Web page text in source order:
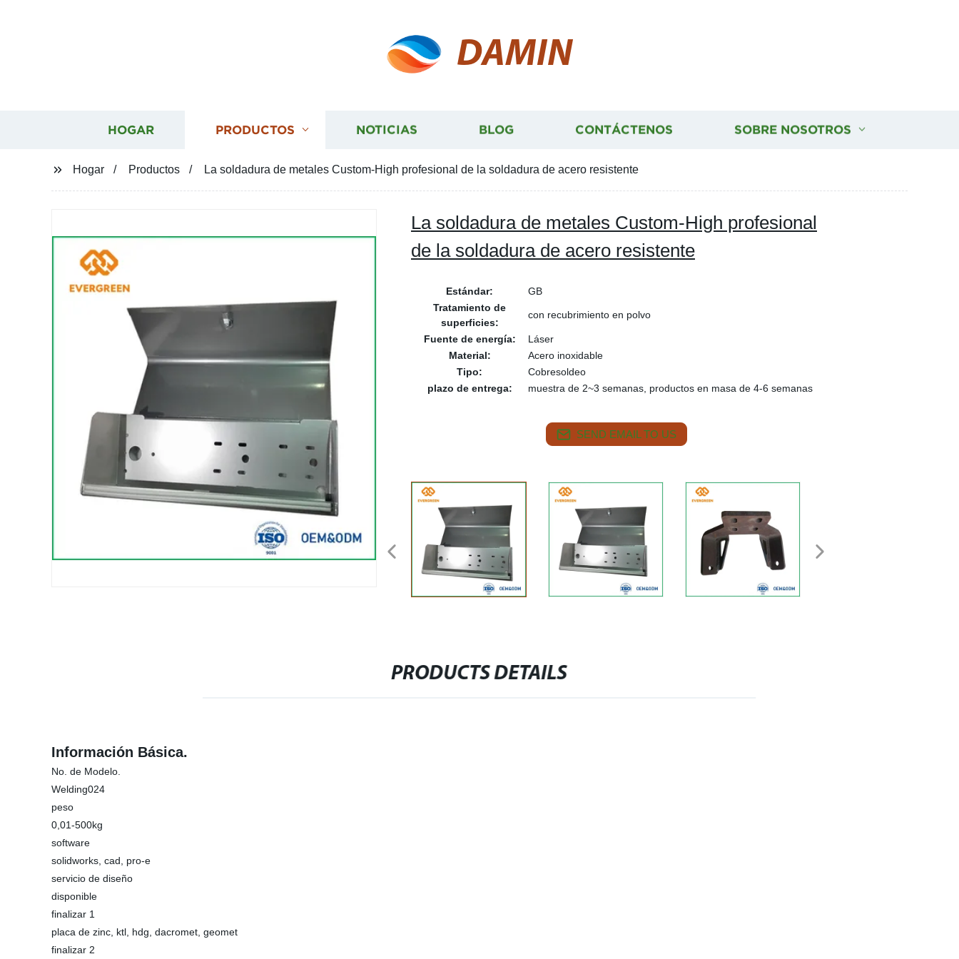
DAMIN
HOGAR PRODUCTOS NOTICIAS BLOG CONTÁCTENOS SOBRE NOSOTROS
Hogar Productos La soldadura de metales Custom-High profesional de la soldadura de acero resistente
La soldadura de metales Custom-High profesional
de la soldadura de acero resistente
Estándar:
GB
Tratamiento de
superficies:
con recubrimiento en polvo
Fuente de energía:
Láser
Material:
Acero inoxidable
Tipo:
Cobresoldeo
plazo de entrega:
muestra de 2~3 semanas, productos en masa de 4-6 semanas
SEND EMAIL TO US
PRODUCTS DETAILS
Información Básica.
No. de Modelo.
Welding024
peso
0,01-500kg
software
solidworks, cad, pro-e
servicio de diseño
disponible
finalizar 1
placa de zinc, ktl, hdg, dacromet, geomet
finalizar 2